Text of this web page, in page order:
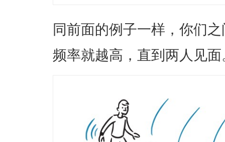
同前面的例子一样，你们
频率就越高，直到两人见面